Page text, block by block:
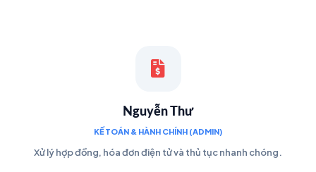
Nguyễn Thư
KẾ TOÁN & HÀNH CHÍNH (ADMIN)
Xử lý hợp đồng, hóa đơn điện tử và thủ tục nhanh chóng.